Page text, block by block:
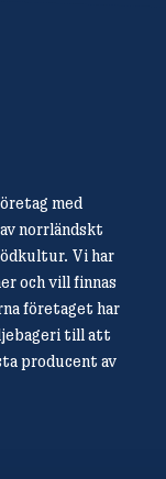
med
norrländskt
Vi har
och vill finnas
företaget har
till att
producent av